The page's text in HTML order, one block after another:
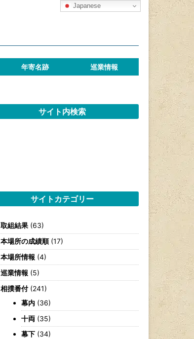
年寄名跡 巡業情報
サイト内検索
サイトカテゴリー
取組結果 (63)
本場所の成績順(17)
本場所情報 (4)
巡業情報 (5)
相撲番付(241)
幕内 (36)
十両 (35)
幕下 (34)
Japanese